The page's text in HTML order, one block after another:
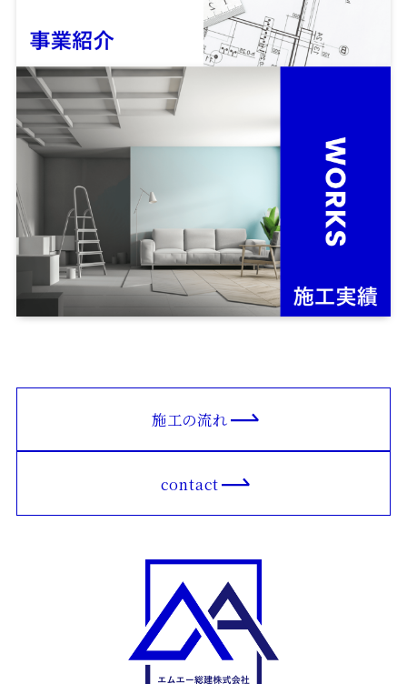
施工の流れ
contact